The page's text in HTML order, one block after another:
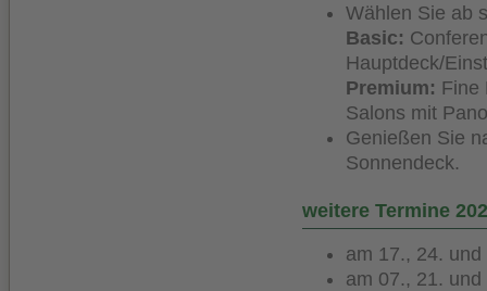
Wählen Sie ab
Basic:
Hauptdeck/
Premium: Fine
Salons mit
Genießen Sie
Sonnendeck.
weitere Termine
am 17., 24.
am 07., 21.